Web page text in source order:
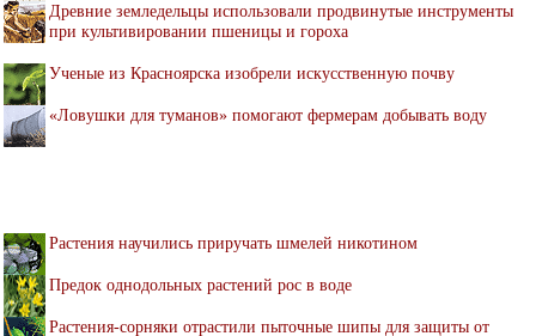
Древние земледельцы использовали продвинутые инструменты
при культивировании пшеницы и гороха
Ученые из Красноярска изобрели искусственную почву
«Ловушки для туманов» помогают фермерам добывать воду
Растения научились приручать шмелей никотином
Предок однодольных растений рос в воде
Растения-сорняки отрастили пыточные шипы для защиты от